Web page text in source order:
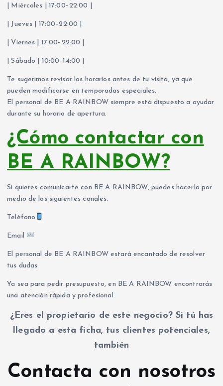
| Miércoles | 17:00–22:00 |
| Jueves | 17:00–22:00 |
| Viernes | 17:00–22:00 |
| Sábado | 10:00–14:00 |
Te sugerimos revisar los horarios antes de tu visita, ya que
pueden modificarse en temporadas especiales.
El personal de BE A RAINBOW siempre está dispuesto a ayudar
durante su horario de apertura.
¿Cómo contactar con
BE A RAINBOW?
Si quieres comunicarte con BE A RAINBOW, puedes hacerlo por
medio de los siguientes canales.
Teléfono
Email
El personal de BE A RAINBOW estará encantado de resolver
tus dudas.
Ya sea para pedir presupuesto, en BE A RAINBOW encontrarás
una atención rápida y profesional.
¿Eres el propietario de este negocio? Si tú has
llegado a esta ficha, tus clientes potenciales,
también
Contacta con nosotros